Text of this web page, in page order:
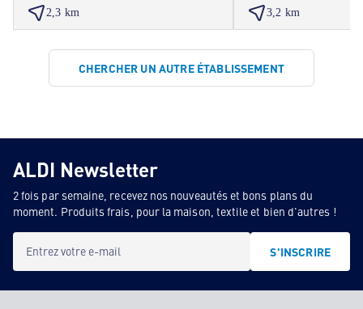
2,3 km 3,2 km
CHERCHER UN AUTRE ÉTABLISSEMENT
ALDI Newsletter
2 fois par semaine, recevez nos nouveautés et bons plans du
moment. Produits frais, pour la maison, textile et bien d'autres !
Entrez votre e-mail S'INSCRIRE